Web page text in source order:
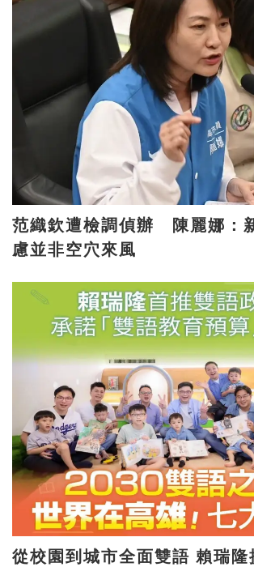
范織欽遭檢調偵辦 陳麗娜：
慮並非空穴來風
從校園到城市全面雙語 賴瑞隆提7大政策打